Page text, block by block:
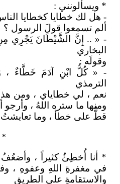
* ويسألونني :
- هل لك خطايا كخطايا
ألم تسمعوا قولَ الرسول ؟
- « .. إِنَّ الشَّيْطَانَ يَجْرِي
البخاري
وقولَه :
- « كُلُّ ابْنِ آدَمَ خَطَّاءٌ ،
الترمذي
نعم ، لي خطاياي ، ومن
ومنها ما ستره اللهُ ،
قطُّ على خطأ ، وما
*
* أنا أُخطِئُ كثيراً ، وأضعُفُ
في مغفرةِ اللهِ وعفوهِ ،
والاستقامةِ على الطريق